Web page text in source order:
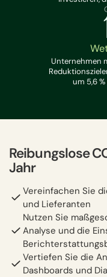
Unternehmen
um 5,6
Reibungslose
Jahr
Vereinfachen Sie
und Lieferanten
Nutzen Sie
Analyse und die
Vertiefen Sie die
Dashboards und